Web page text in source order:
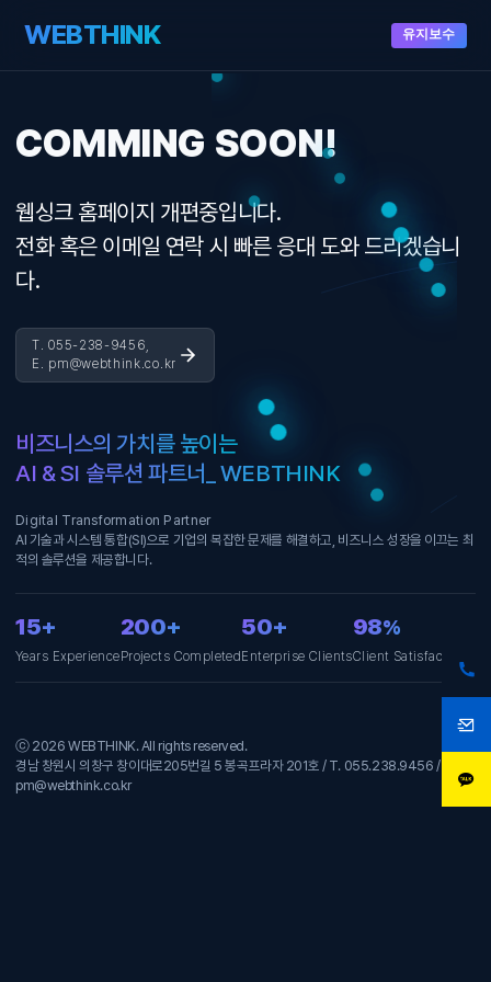
WEBTHINK 유지보수
COMMING SOON!
웹싱크 홈페이지 개편중입니다.
전화 혹은 이메일 연락 시 빠른 응대 도와 드리겠습니
다.
T. 055-238-9456,
E. pm@webthink.co.kr
비즈니스의 가치를 높이는
AI & SI 솔루션 파트너_ WEBTHINK
Digital Transformation Partner
AI 기술과 시스템 통합(SI)으로 기업의 복잡한 문제를 해결하고, 비즈니스 성장을 이끄는 최
적의 솔루션을 제공합니다.
15+
Years Experience
200+
Projects Completed
50+
Enterprise Clients
98%
Client Satisfaction
ⓒ 2026 WEBTHINK. All rights reserved.
경남 창원시 의창구 창이대로205번길 5 봉곡프라자 201호 / T. 055.238.9456 / E.
pm@webthink.co.kr